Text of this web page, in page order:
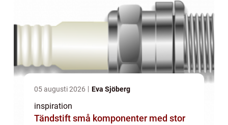
05 augusti 2026 Eva Sjöberg
inspiration
Tändstift små komponenter med stor